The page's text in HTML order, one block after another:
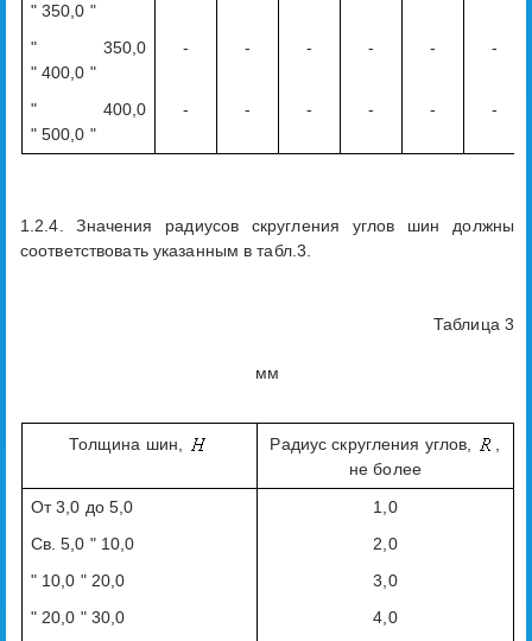
" 350,0 "
" 350,0
" 400,0 "
- - - - - -
" 400,0
" 500,0 "
- - - - - -
1.2.4. Значения радиусов скругления углов шин должны
соответствовать указанным в табл.3.
Таблица 3
мм
Толщина шин, Радиус скругления углов,
не более
От 3,0 до 5,0
1,0
Св. 5,0 " 10,0
2,0
" 10,0 " 20,0
3,0
" 20,0 " 30,0
4,0